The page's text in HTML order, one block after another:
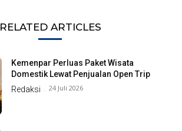
RELATED ARTICLES
Kemenpar Perluas Paket Wisata
Domestik Lewat Penjualan Open Trip
Redaksi - 24 Juli 2026